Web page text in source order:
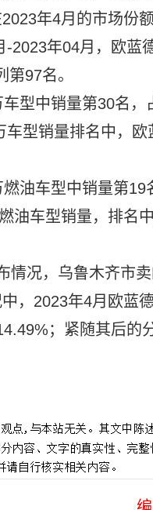
年4月的市场份
-2023年04月，欧蓝
97名。
型中销量第30名，
车型销量排名中，
油车型中销量第19
油车型销量，排名
情况，乌鲁木齐市
，2023年4月欧蓝
；紧随其后